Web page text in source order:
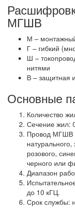
МГШВ
М –
Г – гибкий
Ш –
нитями
В – защитная
Основные
Количество
Сечение жил:
Провод МГШВ
розового,
черного или
Диапазон
до 10 кГЦ.
Срок службы: